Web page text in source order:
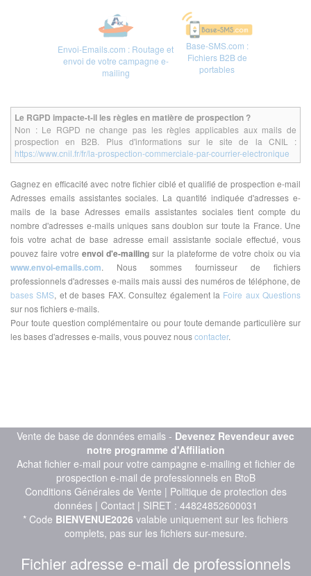
Envoi-Emails.com : Routage et
envoi de votre campagne e-
mailing
Base-SMS.com :
Fichiers B2B de
portables
Le RGPD impacte-t-il les règles en matière de prospection ?
Non : Le RGPD ne change pas les règles applicables aux mails de
prospection en B2B. Plus d'informations sur le site de la CNIL :
https://www.cnil.fr/fr/la-prospection-commerciale-par-courrier-electronique
Gagnez en efficacité avec notre fichier ciblé et qualifié de prospection e-mail
Adresses emails assistantes sociales. La quantité indiquée d'adresses e-
mails de la base Adresses emails assistantes sociales tient compte du
nombre d'adresses e-mails uniques sans doublon sur toute la France. Une
fois votre achat de base adresse email assistante sociale effectué, vous
pouvez faire votreenvoi d'e-mailing sur la plateforme de votre choix ou via
www.envoi-emails.com. Nous sommes fournisseur de fichiers
professionnels d'adresses e-mails mais aussi des numéros de téléphone, de
bases SMS, et de bases FAX. Consultez également la Foire aux Questions
sur nos fichiers e-mails.
Pour toute question complémentaire ou pour toute demande particulière sur
les bases d'adresses e-mails, vous pouvez nouscontacter.
Vente de base de données emails - Devenez Revendeur avec
notre programme d'Affiliation
Achat fichier e-mail pour votre campagne e-mailing et fichier de
prospection e-mail de professionnels en BtoB
Conditions Générales de Vente | Politique de protection des
données| Contact| SIRET : 44824852600031
* Code BIENVENUE2026 valable uniquement sur les fichiers
complets, pas sur les fichiers sur-mesure.
Fichier adresse e-mail de professionnels